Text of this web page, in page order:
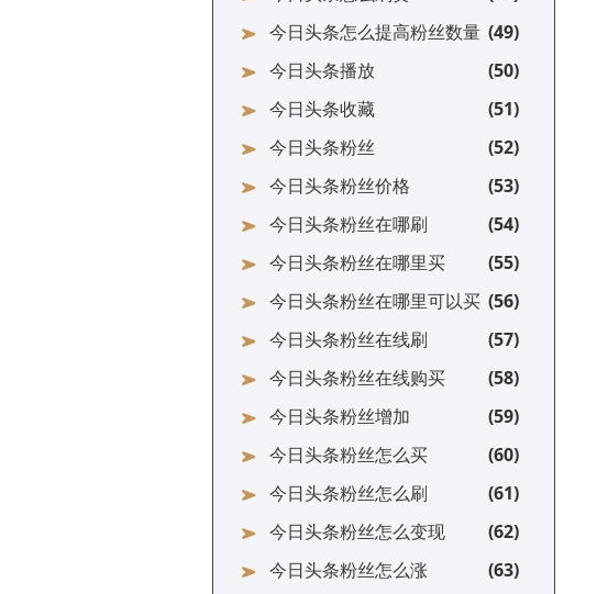
今日头条怎么提高粉丝数量
今日头条播放
今日头条收藏
今日头条粉丝
今日头条粉丝价格
今日头条粉丝在哪刷
今日头条粉丝在哪里买
今日头条粉丝在哪里可以买
今日头条粉丝在线刷
今日头条粉丝在线购买
今日头条粉丝增加
今日头条粉丝怎么买
今日头条粉丝怎么刷
今日头条粉丝怎么变现
今日头条粉丝怎么涨